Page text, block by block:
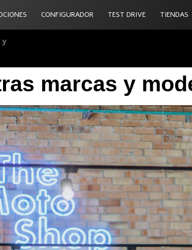
CONFIGURADOR TEST DRIVE TIENDAS
y
marcas y